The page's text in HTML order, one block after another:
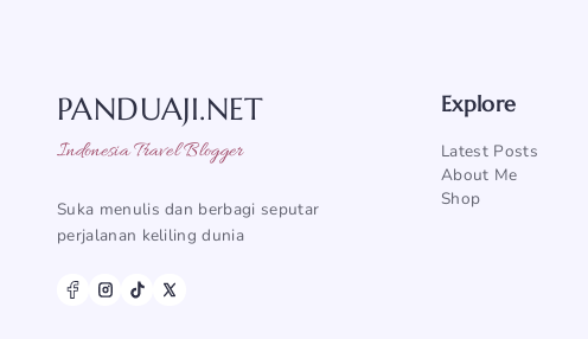
PANDUAJI.NET
Indonesia Travel Blogger
Suka menulis dan berbagi seputar
perjalanan keliling dunia
Explore
Latest Posts
About Me
Shop